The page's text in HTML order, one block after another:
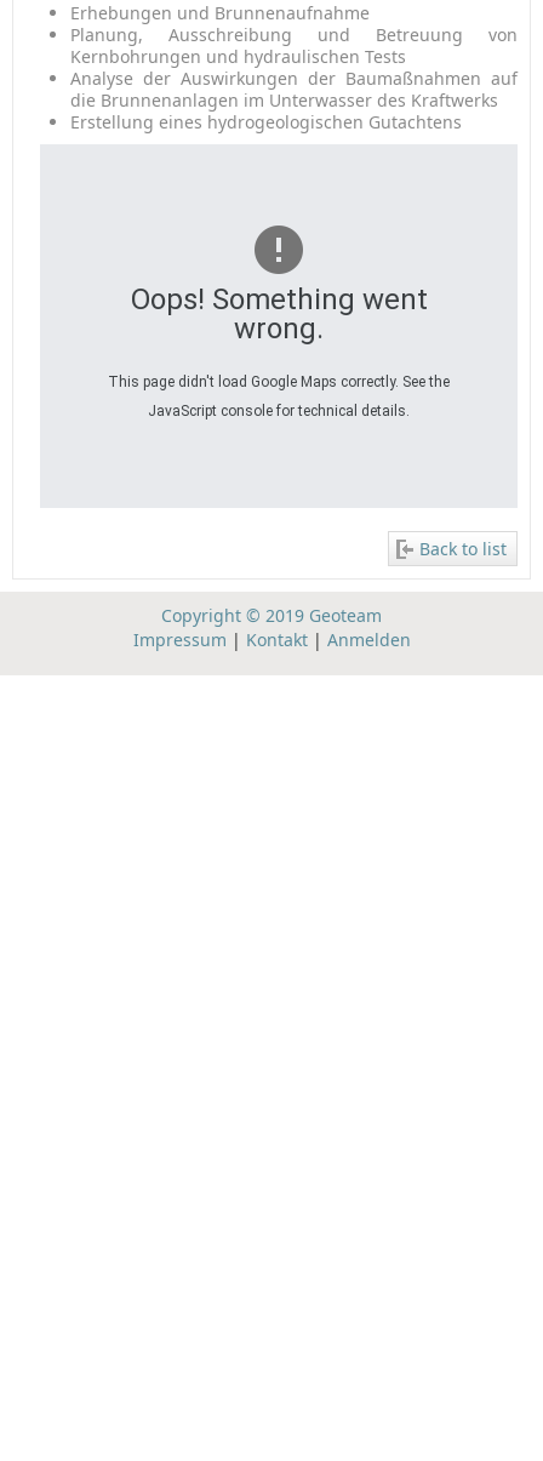
Erhebungen und Brunnenaufnahme
Planung, Ausschreibung und Betreuung von
Kernbohrungen und hydraulischen Tests
Analyse der Auswirkungen der Baumaßnahmen auf
die Brunnenanlagen im Unterwasser des Kraftwerks
Erstellung eines hydrogeologischen Gutachtens
Oops! Something went
wrong.
This page didn't load Google Maps correctly. See the
JavaScript console for technical details.
Back to list
Copyright © 2019 Geoteam
Impressum | Kontakt| Anmelden